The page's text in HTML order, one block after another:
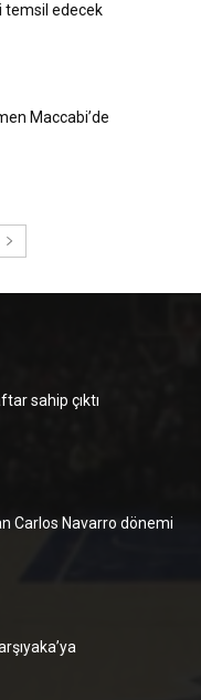
temsil edecek
Maccabi’de
sahip çıktı
Carlos Navarro dönemi